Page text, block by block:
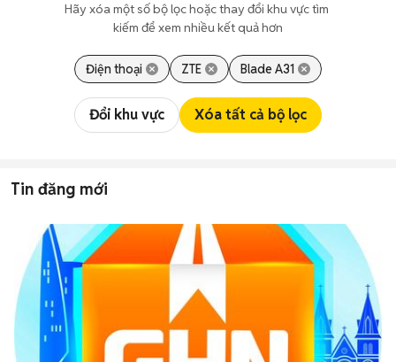
Hãy xóa một số bộ lọc hoặc thay đổi khu vực tìm
kiếm để xem nhiều kết quả hơn
Điện thoại ZTE Blade A31
Đổi khu vực Xóa tất cả bộ lọc
Tin đăng mới